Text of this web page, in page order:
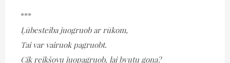
***
Ļūbesteiba juogruob ar rūkom,
Tai var vairuok pagruobt.
Cik reikšovu juopagruob, lai byutu gona?